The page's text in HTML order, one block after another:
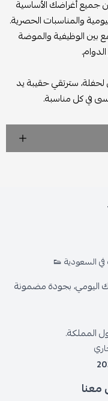
جميع أغراضك الأساسية
والمناسبات الحصرية.
بين الوظيفية والموضة
سترتقي حقيبة يد
في كل مناسبة.
السعودية 👟
اليومي، بجودة مضمونة
معنا